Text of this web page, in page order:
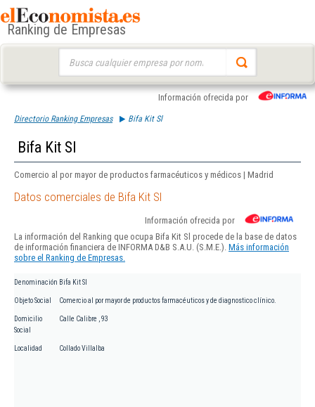
Ranking de Empresas
Información ofrecida por
Directorio Ranking Empresas Bifa Kit Sl
Bifa Kit Sl
Comercio al por mayor de productos farmacéuticos y médicos | Madrid
Datos comerciales de Bifa Kit Sl
Información ofrecida por
La información del Ranking que ocupa Bifa Kit Sl procede de la base de datos
de información financiera de INFORMA D&B S.A.U. (S.M.E.). Más información
sobre el Ranking de Empresas.
Denominación Bifa Kit Sl
Objeto Social Comercio al por mayor de productos farmacéuticos y de diagnostico clínico.
Domicilio
Social
Calle Calibre , 93
Localidad Collado Villalba